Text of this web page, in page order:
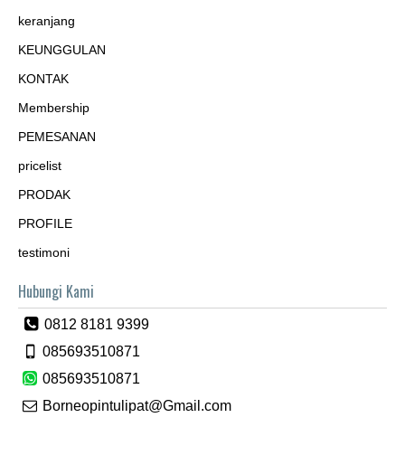
keranjang
KEUNGGULAN
KONTAK
Membership
PEMESANAN
pricelist
PRODAK
PROFILE
testimoni
Hubungi Kami
0812 8181 9399
085693510871
085693510871
Borneopintulipat@Gmail.com